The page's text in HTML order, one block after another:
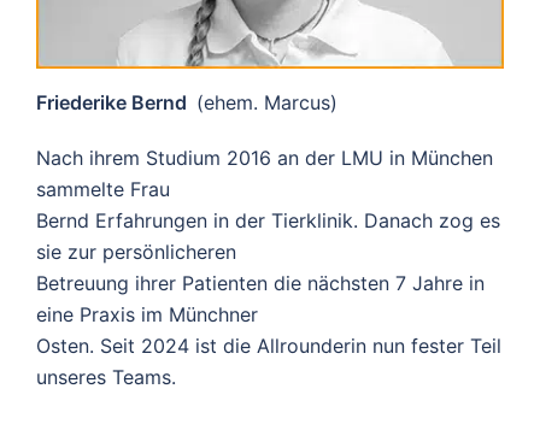
Friederike Bernd (ehem. Marcus)
Nach ihrem Studium 2016 an der LMU in München
sammelte Frau
Bernd Erfahrungen in der Tierklinik. Danach zog es
sie zur persönlicheren
Betreuung ihrer Patienten die nächsten 7 Jahre in
eine Praxis im Münchner
Osten. Seit 2024 ist die Allrounderin nun fester Teil
unseres Teams.